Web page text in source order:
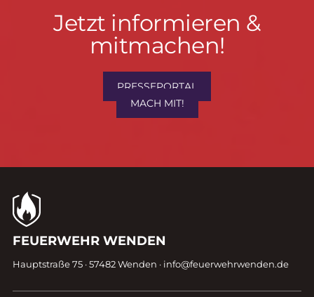
Jetzt
informieren
mitmachen!
Jetzt informieren &
mitmachen!
PRESSEPORTAL
MACH MIT!
Kontaktdaten
Fußzeile
FEUERWEHR WENDEN
Hauptstraße 75 · 57482 Wenden · info@feuerwehrwenden.de